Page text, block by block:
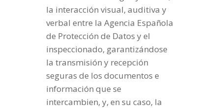
la interacción visual, auditiva y
verbal entre la Agencia Española
de Protección de Datos y el
inspeccionado, garantizándose
la transmisión y recepción
seguras de los documentos e
información que se
intercambien, y, en su caso, la